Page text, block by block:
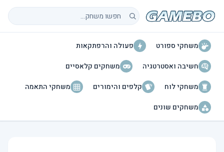
חיפוש משחקים
משחקי ספורט
פעולה והרפתקאות
חשיבה ואסטרטגיה
משחקים קלאסיים
משחקי לוח
קלפים והימורים
משחקי התאמה
משחקים שונים